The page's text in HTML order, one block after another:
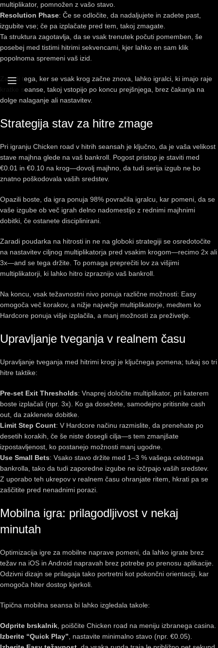
multiplikator, pomnožen z vašo stavo.
Resolution Phase: Če se odločite, da nadaljujete in zadete past,
izgubite vse; če pa izplačate pred tem, takoj zmagate.
Ta struktura zagotavlja, da se vsak trenutek počuti pomemben, še
posebej med tistimi hitrimi sekvencami, kjer lahko en sam klik
popolnoma spremeni vaš izid.
Zaradi tega, ker se vsak krog začne znova, lahko igralci, ki imajo raje
kratke seanse, takoj vstopijo po koncu prejšnjega, brez čakanja na
dolge nalaganje ali nastavitev.
Strategija stav za hitre zmage
Pri igranju Chicken road v hitrih seansah je ključno, da je vaša velikost
stave majhna glede na vaš bankroll. Pogost pristop je staviti med
€0.01 in €0.10 na krog—dovolj majhno, da tudi serija izgub ne bo
znatno poškodovala vaših sredstev.
Opazili boste, da igra ponuja 98% povračila igralcu, kar pomeni, da se
vaše izgube ob več igrah delno nadomestijo z rednimi majhnimi
dobitki, če ostanete disciplinirani.
Zaradi poudarka na hitrosti in ne na globoki strategiji se osredotočite
na nastavitev ciljnog multiplikatorja pred vsakim krogom—recimo 2x ali
3x—and se tega držite. To pomaga preprečiti lov za višjimi
multiplikatorji, ki lahko hitro izpraznijo vaš bankroll.
Na koncu, vsak težavnostni nivo ponuja različne možnosti: Easy
omogoča več korakov, a nižje največje multiplikatorje, medtem ko
Hardcore ponuja višje izplačila, a manj možnosti za preživetje.
Upravljanje tveganja v realnem času
Upravljanje tveganja med hitrimi krogi je ključnega pomena; tukaj so tri
hitre taktike:
Pre‑set Exit Thresholds: Vnaprej določite multiplikator, pri katerem
boste izplačali (npr. 3x). Ko ga dosežete, samodejno pritisnite cash
out, da zaklenete dobitke.
Limit Step Count: V Hardcore načinu razmislite, da prenehate po
desetih korakih, če še niste dosegli cilja—s tem zmanjšate
izpostavljenost, ko postanejo možnosti manj ugodne.
Use Small Bets: Vsako stavo držite med 1–3 % vašega celotnega
bankrolla, tako da tudi zaporedne izgube ne izčrpajo vaših sredstev.
Z uporabo teh ukrepov v realnem času ohranjate ritem, hkrati pa se
zaščitite pred nenadnimi porazi.
Mobilna igra: prilagodljivost v nekaj
minutah
Optimizacija igre za mobilne naprave pomeni, da lahko igrate brez
težav na iOS in Android napravah brez potrebe po prenosu aplikacije.
Odzivni dizajn se prilagaja tako portretni kot pokončni orientaciji, kar
omogoča hiter dostop kjerkoli.
Tipična mobilna seansa bi lahko izgledala takole:
Odprite brskalnik, poiščite Chicken road na meniju izbranega casina.
Izberite “Quick Play”, nastavite minimalno stavo (npr. €0.05).